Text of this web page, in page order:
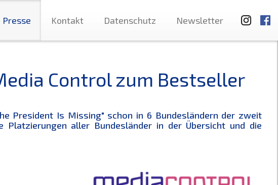
Presse Kontakt Datenschutz Newsletter
Control zum Bestseller
President Is Missing" schon in 6 Bundesländern der zweit
Platzierungen aller Bundesländer in der Übersicht und die